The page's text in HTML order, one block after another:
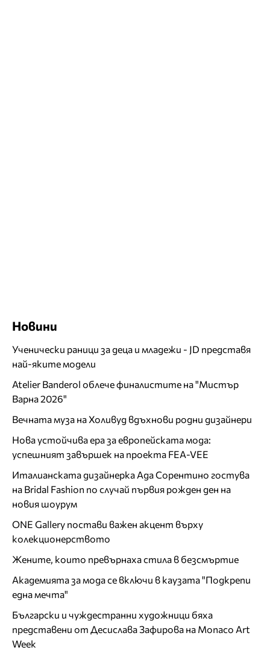
Новини
Ученически раници за деца и младежи - JD представя
най-яките модели
Atelier Banderol облече финалистите на "Мистър
Варна 2026"
Вечната муза на Холивуд вдъхнови родни дизайнери
Нова устойчива ера за европейската мода:
успешният завършек на проекта FEA-VEE
Италианската дизайнерка Ада Сорентино гостува
на Bridal Fashion по случай първия рожден ден на
новия шоурум
ONE Gallery постави важен акцент върху
колекционерството
Жените, които превърнаха стила в безсмъртие
Академията за мода се включи в каузата "Подкрепи
една мечта"
Български и чуждестранни художници бяха
представени от Десислава Зафирова на Monaco Art
Week